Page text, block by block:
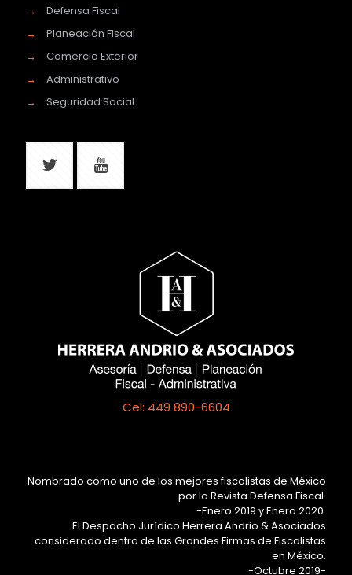
→
Defensa Fiscal
→
Planeación Fiscal
→
Comercio Exterior
→
Administrativo
→
Seguridad Social
Cel: 449 890-6604
Nombrado como uno de los mejores fiscalistas de México
por la Revista Defensa Fiscal.
-Enero 2019 y Enero 2020.
El Despacho Jurídico Herrera Andrio & Asociados
considerado dentro de las Grandes Firmas de Fiscalistas
en México.
-Octubre 2019-